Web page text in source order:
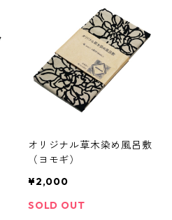
オリジナル草木染め風呂敷
（ヨモギ）
¥2,000
SOLD OUT